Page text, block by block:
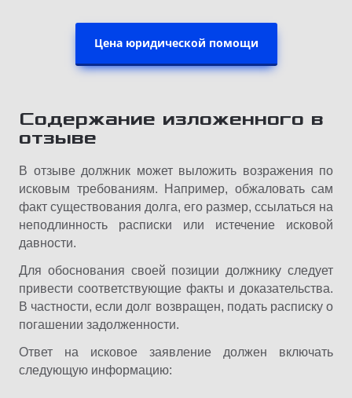
Цена юридической помощи
Содержание изложенного в
отзыве
В отзыве должник может выложить возражения по
исковым требованиям. Например, обжаловать сам
факт существования долга, его размер, ссылаться на
неподлинность расписки или истечение исковой
давности.
Для обоснования своей позиции должнику следует
привести соответствующие факты и доказательства.
В частности, если долг возвращен, подать расписку о
погашении задолженности.
Ответ на исковое заявление должен включать
следующую информацию: